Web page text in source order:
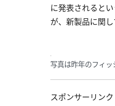
に発表されると
が、新製品に関
写真は昨年のフィ
スポンサーリンク